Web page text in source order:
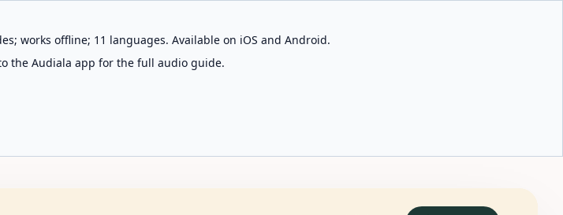
works offline; 11 languages. Available on iOS and Android.
the Audiala app for the full audio guide.